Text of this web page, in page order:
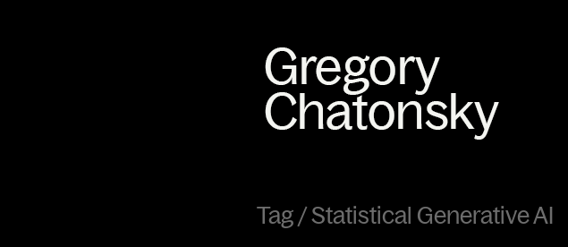
Tag /Statistical Generative AI